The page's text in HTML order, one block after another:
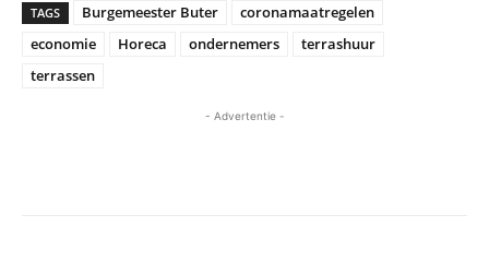
TAGS Burgemeester Buter
coronamaatregelen
economie
Horeca ondernemers
terrashuur
terrassen
- Advertentie -